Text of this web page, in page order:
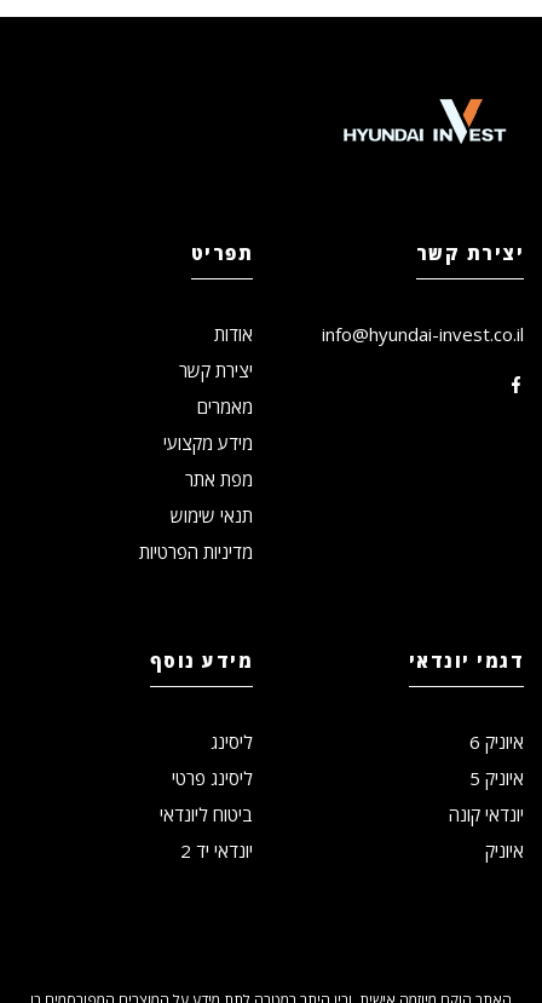
יצירת קשר
info@hyundai-invest.co.il
תפריט
אודות
יצירת קשר
מאמרים
מידע מקצועי
מפת אתר
תנאי שימוש
מדיניות הפרטיות
דגמי יונדאי
איוניק 6
איוניק 5
יונדאי קונה
איוניק
מידע נוסף
ליסינג
ליסינג פרטי
ביטוח ליונדאי
יונדאי יד 2